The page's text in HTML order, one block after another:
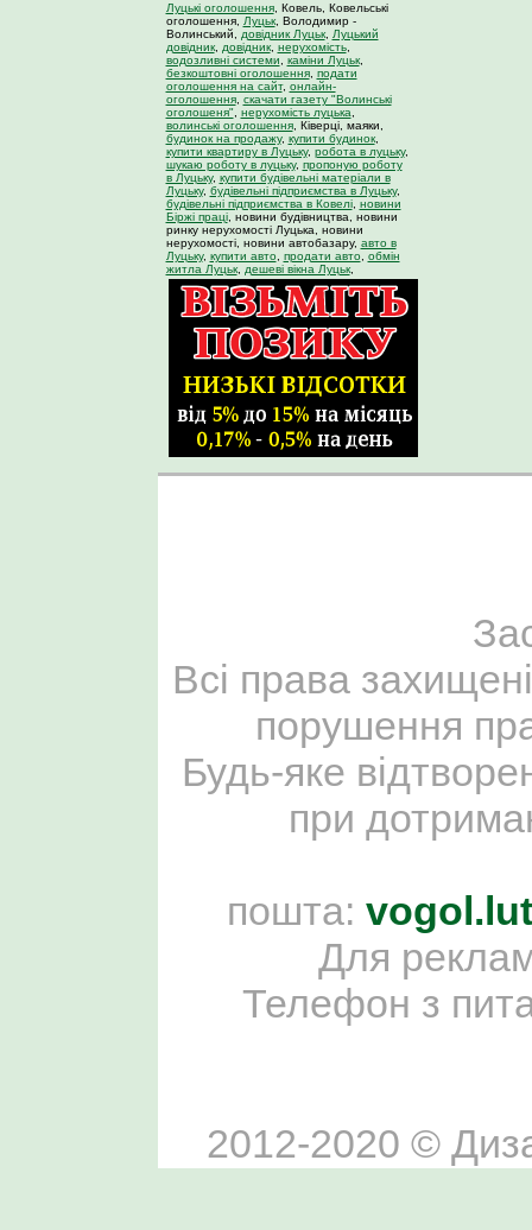
Луцькі оголошення, Ковель, Ковельські
оголошення, Луцьк, Володимир -
Волинський, довідник Луцьк, Луцький
довідник, довідник, нерухомість,
водозливні системи, каміни Луцьк,
безкоштовні оголошення, подати
оголошення на сайт, онлайн-
оголошення, скачати газету "Волинські
оголошеня", нерухомість луцька,
волинські оголошення, Ківерці, маяки,
будинок на продажу, купити будинок,
купити квартиру в Луцьку, робота в луцьку,
шукаю роботу в луцьку, пропоную роботу
в Луцьку, купити будівельні матеріали в
Луцьку, будівельні підприємства в Луцьку,
будівельні підприємства в Ковелі, новини
Біржі праці, новини будівництва, новини
ринку нерухомості Луцька, новини
нерухомості, новини автобазару, авто в
Луцьку, купити авто, продати авто, обмін
житла Луцьк, дешеві вікна Луцьк,
Всі права
порушення
Будь-яке
при
пошта:
Для
Телефон з
2012-2020 ©